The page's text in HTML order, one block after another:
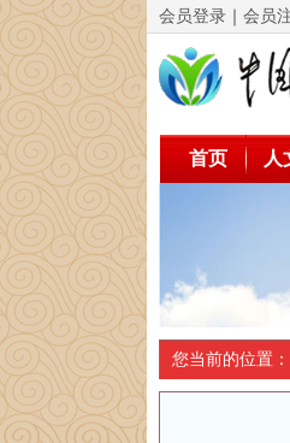
会员登录 ｜ 会员
首页 人
您当前的位置：